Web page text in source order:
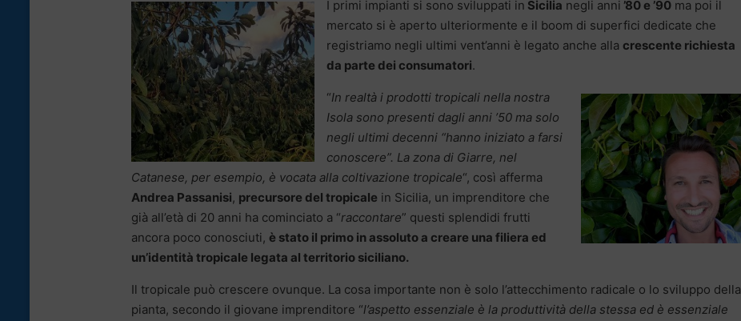
I primi impianti si sono sviluppati in Sicilia negli anni ’80 e ’90 ma poi il
mercato si è aperto ulteriormente e il boom di superfici dedicate che
registriamo negli ultimi vent’anni è legato anche alla crescente richiesta
da parte dei consumatori.
“In realtà i prodotti tropicali nella nostra
Isola sono presenti dagli anni ’50 ma solo
negli ultimi decenni “hanno iniziato a farsi
conoscere”. La zona di Giarre, nel
Catanese, per esempio, è vocata alla coltivazione tropicale“, così afferma
Andrea Passanisi, precursore del tropicale in Sicilia, un imprenditore che
già all’età di 20 anni ha cominciato a “raccontare” questi splendidi frutti
ancora poco conosciuti, è stato il primo in assoluto a creare una filiera ed
un’identità tropicale legata al territorio siciliano.
Il tropicale può crescere ovunque. La cosa importante non è solo l’attecchimento radicale o lo sviluppo della
pianta, secondo il giovane imprenditore “l’aspetto essenziale è la produttività della stessa ed è essenziale